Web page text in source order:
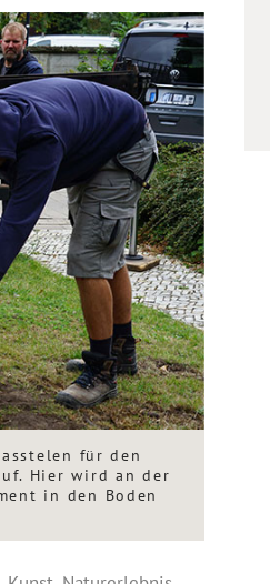
für den
Hier wird an der
in den Boden